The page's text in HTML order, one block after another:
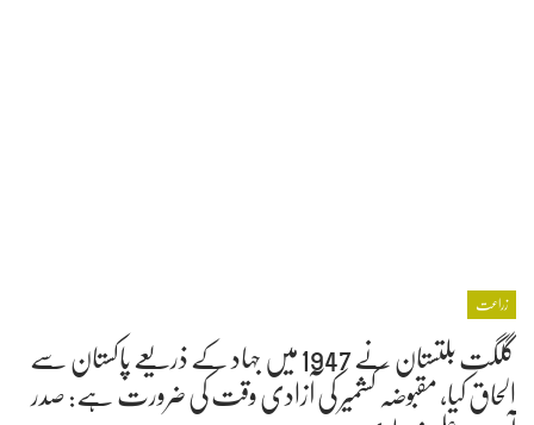
زراعت
گلگت بلتستان نے 1947 میں جہاد کے ذریعے پاکستان سے
الحاق کیا، مقبوضہ کشمیر کی آزادی وقت کی ضرورت ہے: صدر